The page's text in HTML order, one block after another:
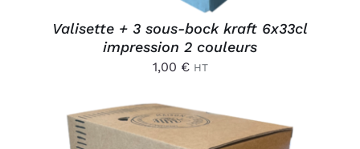
Valisette + 3 sous-bock kraft 6x33cl
impression 2 couleurs
1,00 € HT